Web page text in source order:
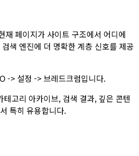
재 페이지가 사이트 구조에서 어디에
색 엔진에 더 명확한 계층 신호를 제공
-> 설정 -> 브레드크럼입니다.
고리 아카이브, 검색 결과, 깊은 콘텐
특히 유용합니다.